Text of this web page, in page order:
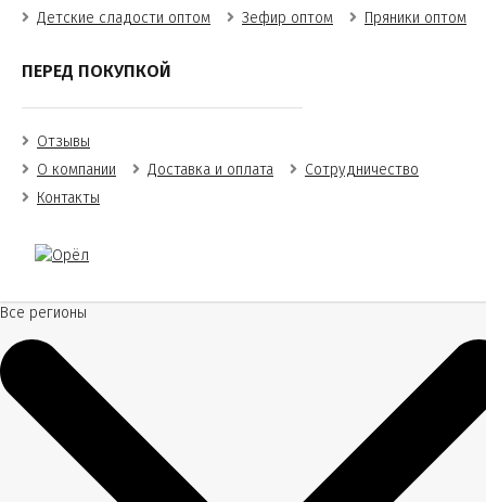
Детские сладости оптом
Зефир оптом Пряники оптом
ПЕРЕД ПОКУПКОЙ
Отзывы
О компании
Доставка и оплата
Сотрудничество
Контакты
Все регионы